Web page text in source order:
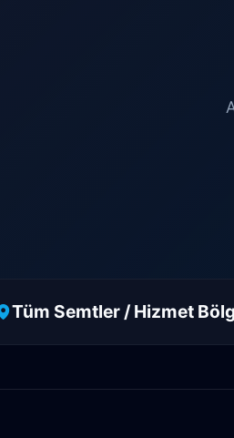
Tüm Semtler / Hizmet